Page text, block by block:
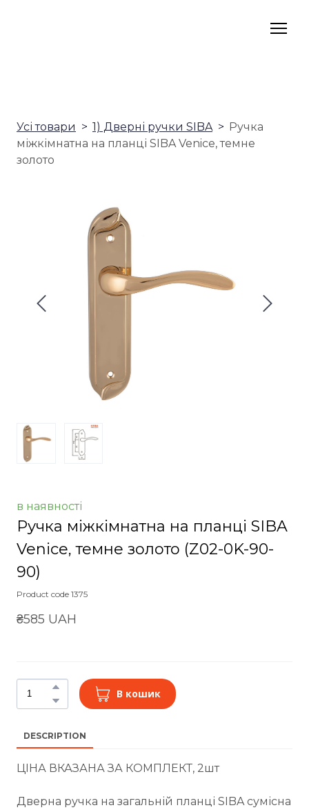
Усі товари 1) Дверні ручки SIBA
Ручка
міжкімнатна на планці SIBA Venice, темне
золото
в наявності
Ручка міжкімнатна на планці SIBA
Venice, темне золото (Z02-0K-90-
90)
Product code 1375
₴585 UAH
В кошик
DESCRIPTION
ЦІНА ВКАЗАНА ЗА КОМПЛЕКТ, 2шт
Дверна ручка на загальній планці SIBA сумісна